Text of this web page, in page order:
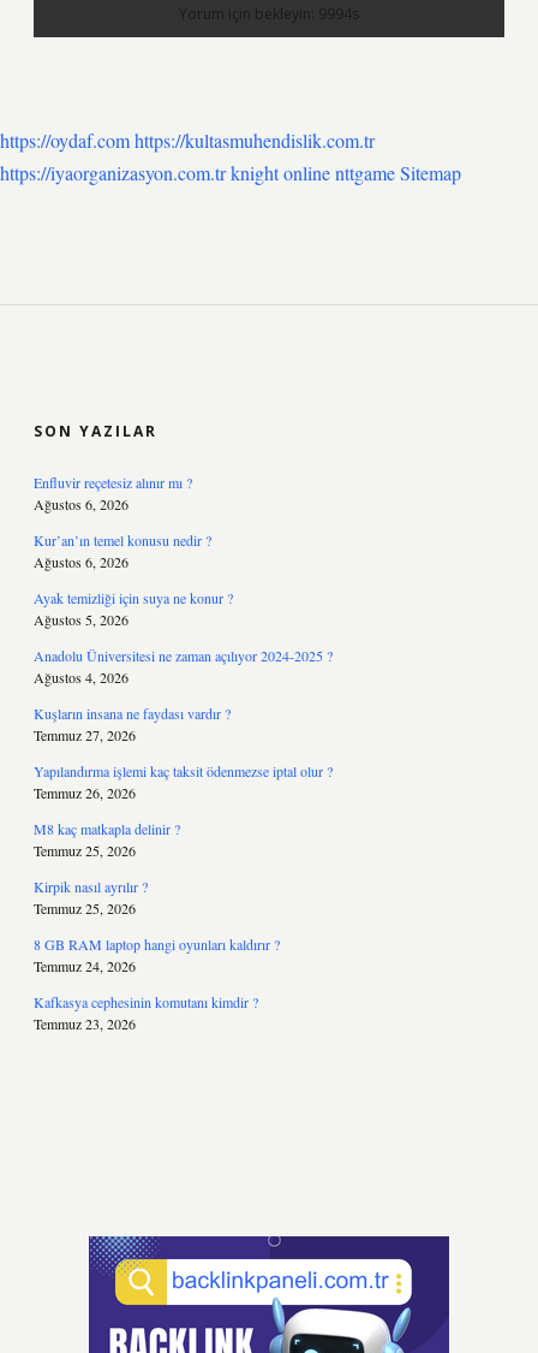
https://oydaf.comhttps://kultasmuhendislik.com.tr
https://iyaorganizasyon.com.trknight onlinenttgameSitemap
SON YAZILAR
Enfluvir reçetesiz alınır mı ?
Ağustos 6, 2026
Kur’an’ın temel konusu nedir ?
Ağustos 6, 2026
Ayak temizliği için suya ne konur ?
Ağustos 5, 2026
Anadolu Üniversitesi ne zaman açılıyor 2024-2025 ?
Ağustos 4, 2026
Kuşların insana ne faydası vardır ?
Temmuz 27, 2026
Yapılandırma işlemi kaç taksit ödenmezse iptal olur ?
Temmuz 26, 2026
M8 kaç matkapla delinir ?
Temmuz 25, 2026
Kirpik nasıl ayrılır ?
Temmuz 25, 2026
8 GB RAM laptop hangi oyunları kaldırır ?
Temmuz 24, 2026
Kafkasya cephesinin komutanı kimdir ?
Temmuz 23, 2026